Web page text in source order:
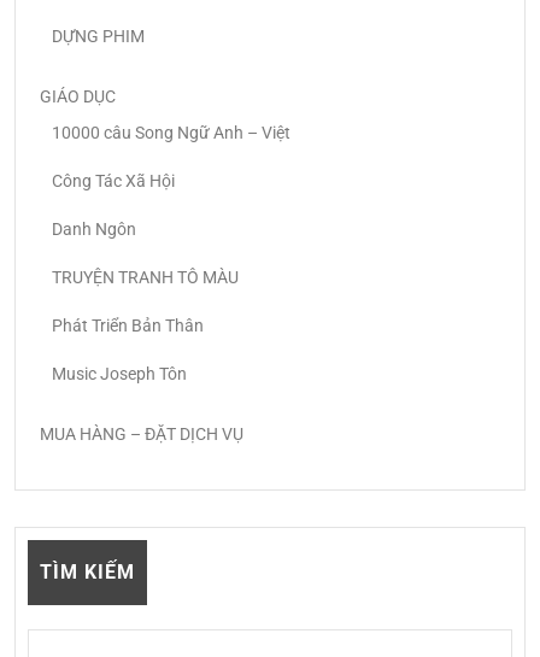
DỰNG PHIM
GIÁO DỤC
10000 câu Song Ngữ Anh – Việt
Công Tác Xã Hội
Danh Ngôn
TRUYỆN TRANH TÔ MÀU
Phát Triển Bản Thân
Music Joseph Tôn
MUA HÀNG – ĐẶT DỊCH VỤ
TÌM KIẾM